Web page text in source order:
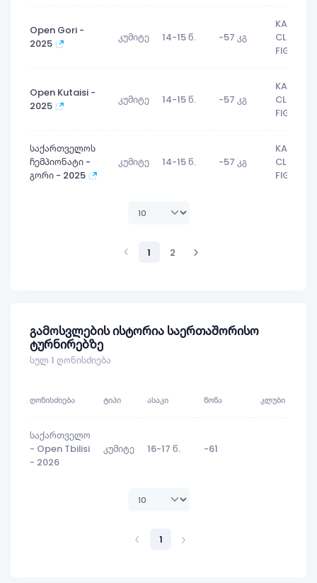
Open Gori -
2025
კუმიტე 14-15 წ. -57 კგ
KARATE
CLUB
Open Kutaisi -
2025
კუმიტე 14-15 წ. -57 კგ
KARATE
CLUB
საქართველოს
ჩემპიონატი -
გორი - 2025
კუმიტე 14-15 წ. -57 კგ
KARATE
CLUB
1 2
გამოსვლების ისტორია საერთაშორისო
ტურნირებზე
სულ 1 ღონისძიება
ᲦᲝᲜᲘᲡᲫᲘᲔᲑᲐ ᲢᲘᲞᲘ ᲐᲡᲐᲙᲘ ᲬᲝᲜᲐ ᲙᲚᲣᲑᲘ
საქართველო
- Open Tbilisi
- 2026
კუმიტე 16-17 წ. -61
1